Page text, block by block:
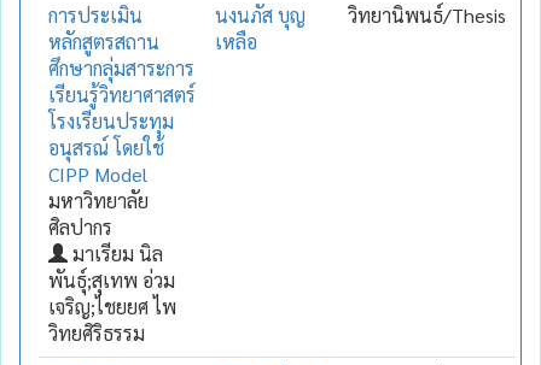
การประเมิน
หลักสูตรสถาน
ศึกษากลุ่มสาระการ
เรียนรู้วิทยาศาสตร์
โรงเรียนประทุม
อนุสรณ์ โดยใช้
CIPP Model
มหาวิทยาลัย
ศิลปากร
มาเรียม นิล
พันธุ์;สุเทพ อ่วม
เจริญ;ไชยยศ ไพ
วิทยศิริธรรม
นงนภัส บุญ
เหลือ
วิทยานิพนธ์/Thesis